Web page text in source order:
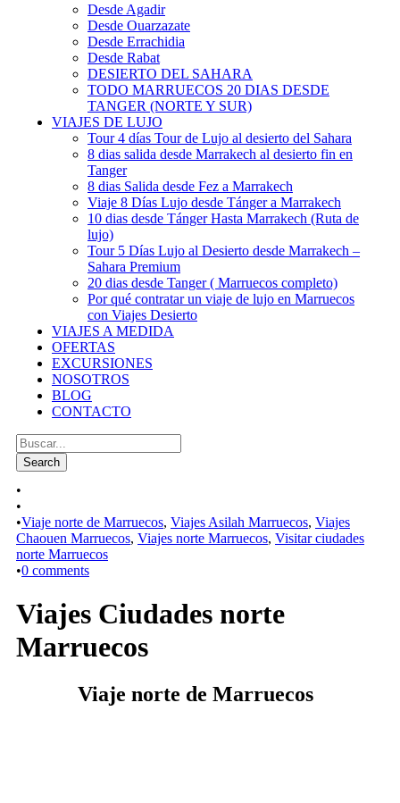
Desde Agadir
Desde Ouarzazate
Desde Errachidia
Desde Rabat
DESIERTO DEL SAHARA
TODO MARRUECOS 20 DIAS DESDE
TANGER (NORTE Y SUR)
VIAJES DE LUJO
Tour 4 días Tour de Lujo al desierto del Sahara
8 dias salida desde Marrakech al desierto fin en
Tanger
8 dias Salida desde Fez a Marrakech
Viaje 8 Días Lujo desde Tánger a Marrakech
10 dias desde Tánger Hasta Marrakech (Ruta de
lujo)
Tour 5 Días Lujo al Desierto desde Marrakech –
Sahara Premium
20 dias desde Tanger ( Marruecos completo)
Por qué contratar un viaje de lujo en Marruecos
con Viajes Desierto
VIAJES A MEDIDA
OFERTAS
EXCURSIONES
NOSOTROS
BLOG
CONTACTO
•
•
•Viaje norte de Marruecos, Viajes Asilah Marruecos, Viajes
Chaouen Marruecos, Viajes norte Marruecos, Visitar ciudades
norte Marruecos
•0 comments
Viajes Ciudades norte
Marruecos
Viaje norte de Marruecos